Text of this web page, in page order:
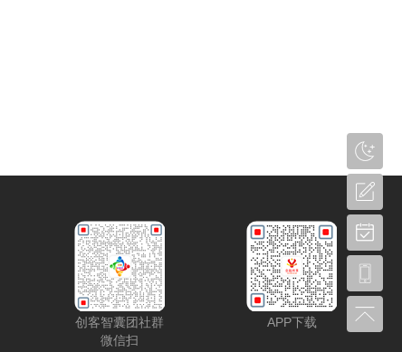
APP下载
创客智囊团社群
微信扫